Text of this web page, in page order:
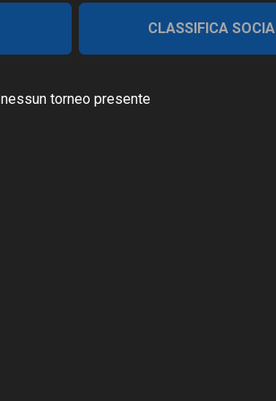
CLASSIFICA
nessun torneo presente